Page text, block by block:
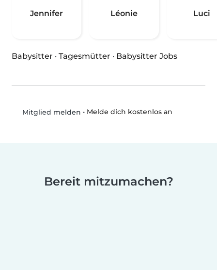
Jennifer Léonie Luci
Babysitter · Tagesmütter · Babysitter Jobs
Mitglied melden • Melde dich kostenlos an
Bereit mitzumachen?